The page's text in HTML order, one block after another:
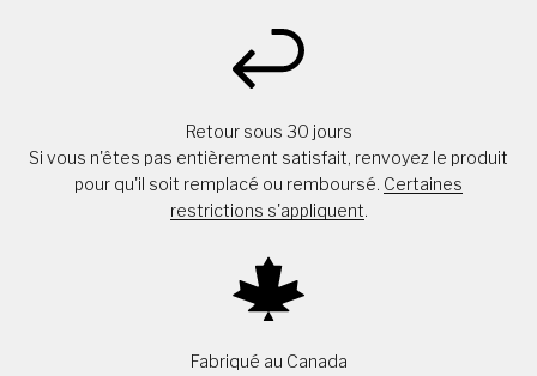
Retour sous 30 jours
Si vous n'êtes pas entièrement satisfait, renvoyez le produit
pour qu'il soit remplacé ou remboursé. Certaines
restrictions s'appliquent.
Fabriqué au Canada